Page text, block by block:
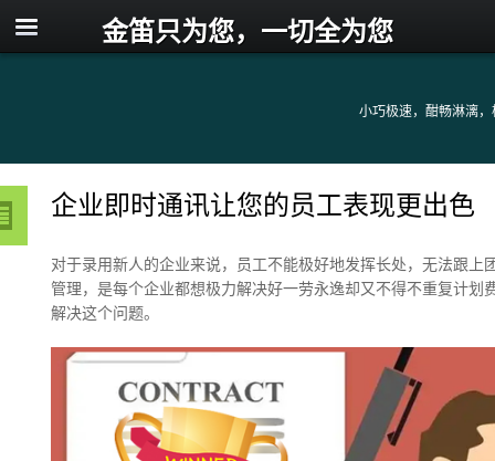
小巧极速，酣畅淋漓
金笛只为您，一切全为您
企业即时通讯让您的员工表现更出色
对于录用新人的企业来说，员工不能极好地发挥长处，无法跟
管理，是每个企业都想极力解决好一劳永逸却又不得不重复计
解决这个问题。